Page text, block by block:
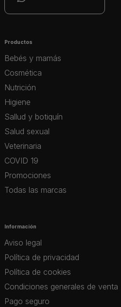
Productos
Bebés y mamás
Cosmética
Nutrición
Higiene
Sallud y botiquín
Salud sexual
Veterinaria
COVID 19
Promociones
Todas las marcas
Información
Aviso legal
Política de privacidad
Política de cookies
Condiciones generales de venta
Pago seguro